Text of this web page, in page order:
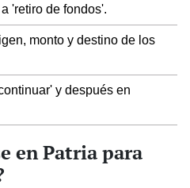
'retiro de fondos'.
monto y destino de los
y después en
en Patria para